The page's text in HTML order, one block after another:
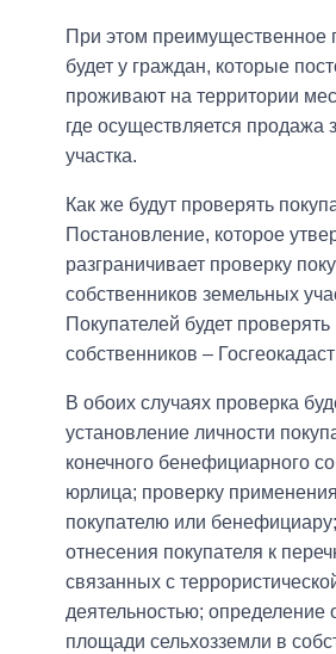
При этом преимущественное
будет у граждан, которые
проживают на территории
где осуществляется продажа
участка.
Как же будут проверять
Постановление, которое
разграничивает проверку
собственников земельных
Покупателей будет проверять
собственников –
В обоих случаях проверка
установление личности
конечного бенефициарного
юрлица; проверку
покупателю или
отнесения покупателя к
связанных с
деятельностью; определение
площади сельхозземли в